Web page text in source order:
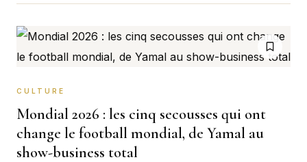
CULTURE
Mondial 2026 : les cinq secousses qui ont
change le football mondial, de Yamal au
show-business total